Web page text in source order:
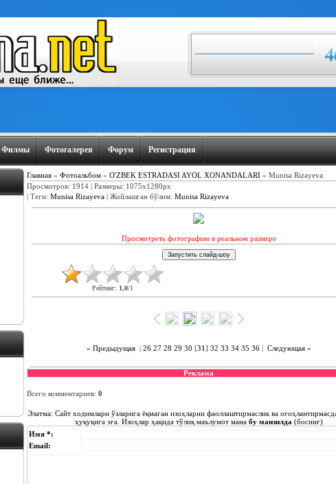
Филмы Фотогалерея Форум Регистрация
Главная» Фотоальбом» O'ZBEK ESTRADASI AYOL XONANDALARI» Munisa Rizayeva
Просмотров: 1914 | Размеры: 1075x1280px
Теги: Munisa Rizayeva| Жойлашган бўлим: Munisa Rizayeva
Просмотреть фотографию в реальном размере
Рейтинг: 1.0/1
« Предыдущая| 26 27 28 29 30 [31 ] 32 33 34 35 36| Следующая »
Реклама
Всего комментариев: 0
Элатма: Сайт ходимлари ўзларига ёқмаган изоҳларни фаоллаштирмаслик ва
ҳуқуқига эга. Изоҳлар ҳақида тўлиқ маълумот манабу манзилда (босинг)
Имя *:
Email: